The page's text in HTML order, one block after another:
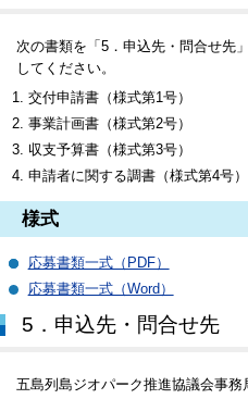
次の書類を「5．申込先・問合せ先
してください。
交付申請書（様式第1号）
事業計画書（様式第2号）
収支予算書（様式第3号）
申請者に関する調書（様式第4号）
様式
応募書類一式（PDF）
応募書類一式（Word）
5．申込先・問合せ先
五島列島ジオパーク推進協議会事務